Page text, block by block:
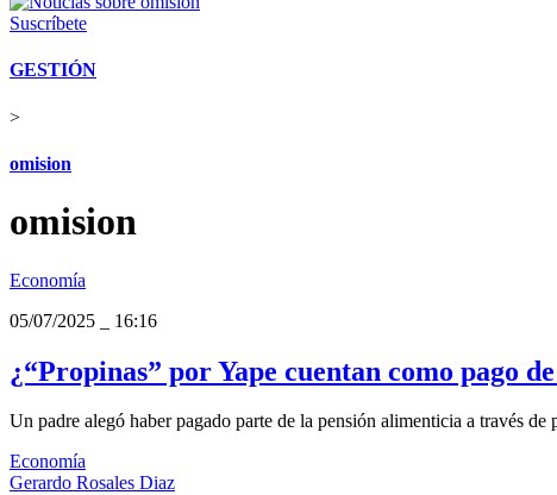
Suscríbete
GESTIÓN
>
omision
omision
Economía
05/07/2025
16:16
¿“Propinas” por Yape cuentan como pago
Un padre alegó haber pagado parte de la pensión alimenticia a través
Economía
Gerardo Rosales Diaz